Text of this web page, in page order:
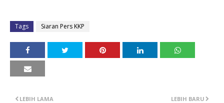
Tags Siaran Pers KKP
LEBIH BARU
LEBIH LAMA